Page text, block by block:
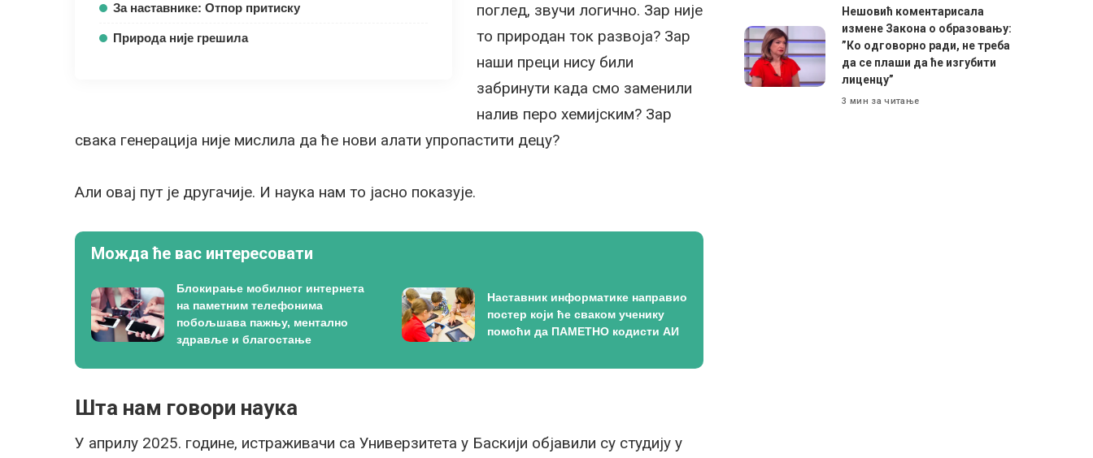
За наставнике: Отпор притиску
Природа није грешила
поглед, звучи логично. Зар није
то природан ток развоја? Зар
наши преци нису били
забринути када смо заменили
налив перо хемијским? Зар
свака генерација није мислила да ће нови алати упропастити децу?
Али овај пут је другачије. И наука нам то јасно показује.
Можда ће вас интересовати
Блокирање мобилног интернета
на паметним телефонима
побољшава пажњу, ментално
здравље и благостање
Наставник информатике направио
постер који ће сваком ученику
помоћи да ПАМЕТНО кодисти АИ
Шта нам говори наука
У априлу 2025. године, истраживачи са Универзитета у Баскији објавили су студију у
Нешовић коментарисала
измене Закона о образовању:
”Ко одговорно ради, не треба
да се плаши да ће изгубити
лиценцу”
3 мин за читање